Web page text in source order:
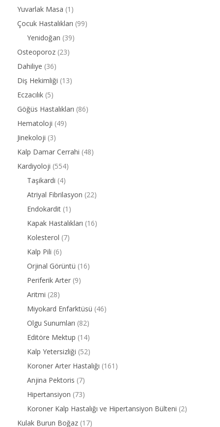
Yuvarlak Masa (1)
Çocuk Hastalıkları (99)
Yenidoğan (39)
Osteoporoz (23)
Dahiliye (36)
Diş Hekimliği (13)
Eczacılık (5)
Göğüs Hastalıkları (86)
Hematoloji (49)
Jinekoloji (3)
Kalp Damar Cerrahi (48)
Kardiyoloji (554)
Taşikardi (4)
Atriyal Fibrilasyon (22)
Endokardit (1)
Kapak Hastalıkları (16)
Kolesterol (7)
Kalp Pili (6)
Orjinal Görüntü (16)
Periferik Arter (9)
Aritmi (28)
Miyokard Enfarktüsü (46)
Olgu Sunumları (82)
Editöre Mektup (14)
Kalp Yetersizliği (52)
Koroner Arter Hastalığı (161)
Anjina Pektoris (7)
Hipertansiyon (73)
Koroner Kalp Hastalığı ve Hipertansiyon Bülteni (2)
Kulak Burun Boğaz (17)